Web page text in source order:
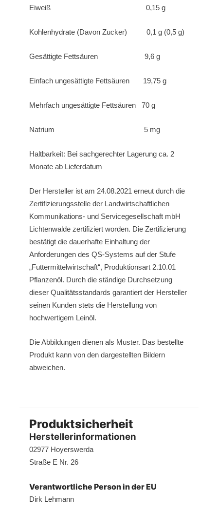
Eiweiß 0,15 g
Kohlenhydrate (Davon Zucker) 0,1 g (0,5 g)
Gesättigte Fettsäuren 9,6 g
Einfach ungesättigte Fettsäuren 19,75 g
Mehrfach ungesättigte Fettsäuren 70 g
Natrium 5 mg
Haltbarkeit: Bei sachgerechter Lagerung ca. 2
Monate ab Lieferdatum
Der Hersteller ist am 24.08.2021 erneut durch die
Zertifizierungsstelle der Landwirtschaftlichen
Kommunikations- und Servicegesellschaft mbH
Lichtenwalde zertifiziert worden. Die Zertifizierung
bestätigt die dauerhafte Einhaltung der
Anforderungen des QS-Systems auf der Stufe
„Futtermittelwirtschaft“, Produktionsart 2.10.01
Pflanzenöl. Durch die ständige Durchsetzung
dieser Qualitätsstandards garantiert der Hersteller
seinen Kunden stets die Herstellung von
hochwertigem Leinöl.
Die Abbildungen dienen als Muster. Das bestellte
Produkt kann von den dargestellten Bildern
abweichen.
Produktsicherheit
Herstellerinformationen
02977 Hoyerswerda
Straße E Nr. 26
Verantwortliche Person in der EU
Dirk Lehmann